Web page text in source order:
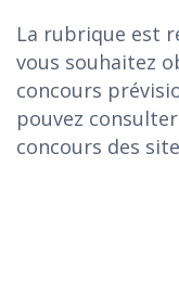
La rubrique est
vous souhaitez
concours
pouvez
concours des